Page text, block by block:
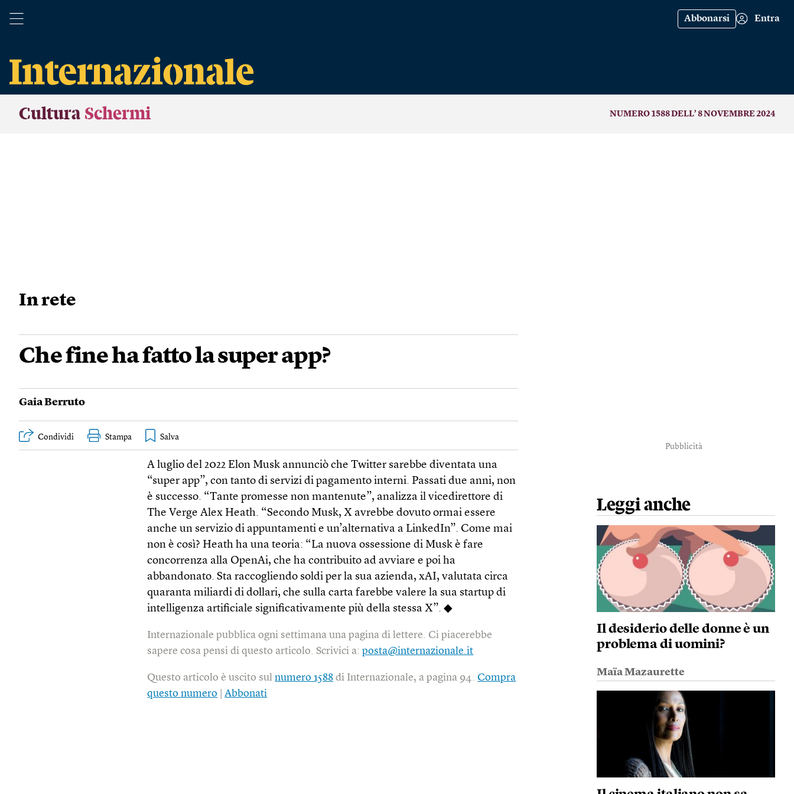
Abbonarsi Entra
Cultura Schermi NUMERO 1588 DELL’ 8 NOVEMBRE 2024
In rete
Che fine ha fatto la super app?
Gaia Berruto
Condividi Stampa
A luglio del 2022 Elon Musk annunciò che Twitter sarebbe diventata una
“super app”, con tanto di servizi di pagamento interni. Passati due anni, non
è successo. “Tante promesse non mantenute”, analizza il vicedirettore di
The Verge Alex Heath. “Secondo Musk, X avrebbe dovuto ormai essere
anche un servizio di appuntamenti e un’alternativa a LinkedIn”. Come mai
non è così? Heath ha una teoria: “La nuova ossessione di Musk è fare
concorrenza alla OpenAi, che ha contribuito ad avviare e poi ha
abbandonato. Sta raccogliendo soldi per la sua azienda, xAI, valutata circa
quaranta miliardi di dollari, che sulla carta farebbe valere la sua startup di
intelligenza artificiale significativamente più della stessa X”. ◆
Internazionale pubblica ogni settimana una pagina di lettere. Ci piacerebbe
sapere cosa pensi di questo articolo. Scrivici a:posta@internazionale.it
Questo articolo è uscito sulnumero 1588 di Internazionale, a pagina 94.Compra
questo numero |Abbonati
Pubblicità
Leggi anche
Il desiderio delle donne è un
problema di uomini?
Maïa Mazaurette